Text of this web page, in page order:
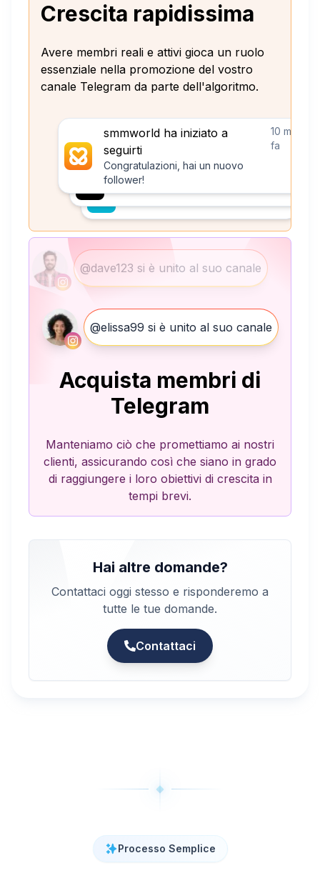
Crescita rapidissima
Avere membri reali e attivi gioca un ruolo
essenziale nella promozione del vostro
canale Telegram da parte dell'algoritmo.
smmworld ha iniziato a
seguirti
Congratulazioni, hai un nuovo
follower!
10 minuti
fa
@dave123 si è unito al suo canale
@elissa99 si è unito al suo canale
Acquista membri di
Telegram
Manteniamo ciò che promettiamo ai nostri
clienti, assicurando così che siano in grado
di raggiungere i loro obiettivi di crescita in
tempi brevi.
Hai altre domande?
Contattaci oggi stesso e risponderemo a
tutte le tue domande.
Contattaci
Processo Semplice